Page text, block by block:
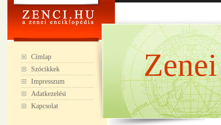
Címlap
Szócikkek
Impresszum
Adatkezelési
Kapcsolat